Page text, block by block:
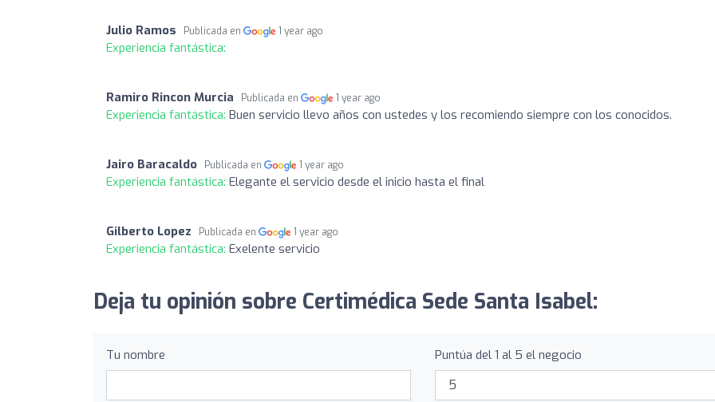
Julio Ramos Publicada en 1 year ago
Experiencia fantástica:
Ramiro Rincon Murcia Publicada en 1 year ago
Experiencia fantástica: Buen servicio llevo años con ustedes y los recomiendo siempre con los conocidos.
Jairo Baracaldo Publicada en 1 year ago
Experiencia fantástica: Elegante el servicio desde el inicio hasta el final
Gilberto Lopez Publicada en 1 year ago
Experiencia fantástica: Exelente servicio
Deja tu opinión sobre Certimédica Sede Santa Isabel:
Tu nombre Puntúa del 1 al 5 el negocio